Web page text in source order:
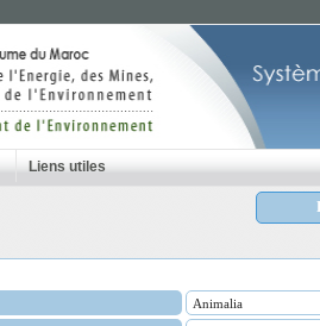
Liens utiles
Animalia